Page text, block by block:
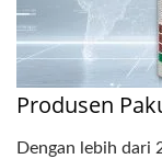
Produsen
Dengan lebih dari